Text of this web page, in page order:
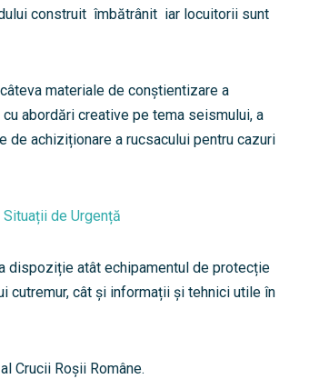
construit îmbătrânit iar locuitorii sunt
materiale de conștientizare a
abordări creative pe tema seismului, a
achiziționare a rucsacului pentru cazuri
de Urgență
dispoziție atât echipamentul de protecție
cutremur, cât și informații și tehnici utile în
Crucii Roșii Române.